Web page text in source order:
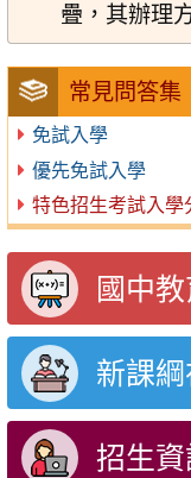
常見問答集
免試入學
優先免試入學
特色招生考試入學
國中
新課
招生
疊，其辦理